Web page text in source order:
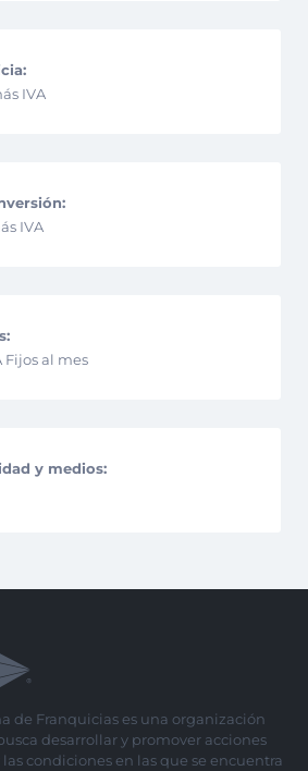
IVA
IVA
Fijos al mes
y medios:
de Franquicias es una organización
desarrollar y promover acciones
condiciones en las que se encuentra